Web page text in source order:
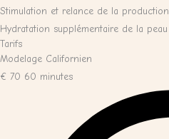
Stimulation et relance de la
Hydratation supplémentaire de la peau
Tarifs
Modelage Californien
€ 70 60 minutes